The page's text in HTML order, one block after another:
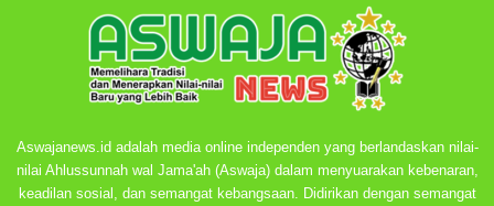
Aswajanews.id adalah media online independen yang berlandaskan nilai-
nilai Ahlussunnah wal Jama'ah (Aswaja) dalam menyuarakan kebenaran,
keadilan sosial, dan semangat kebangsaan. Didirikan dengan semangat